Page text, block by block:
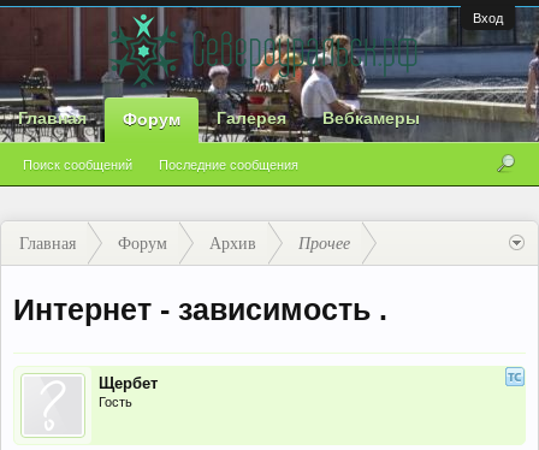
Вход
Главная Форум
Поиск сообщений Последние сообщения
Галерея Вебкамеры
Главная Форум Архив Прочее
Интернет - зависимость .
Щербет
Гость